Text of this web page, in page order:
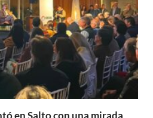
en Salto con una mirada